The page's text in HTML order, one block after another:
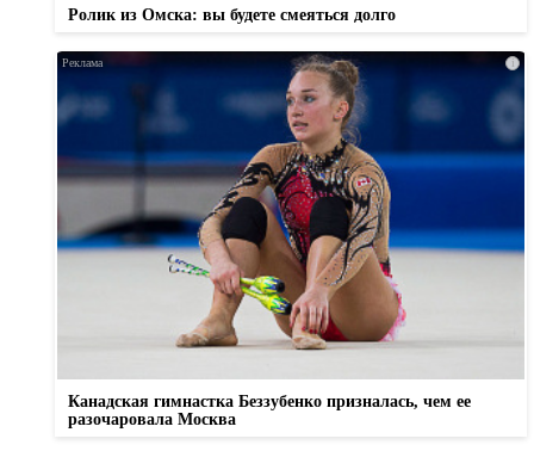
Ролик из Омска: вы будете смеяться долго
i
Канадская гимнастка Беззубенко призналась, чем ее
разочаровала Москва